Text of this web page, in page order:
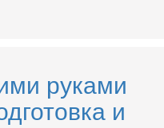
руками
и